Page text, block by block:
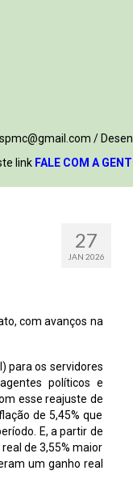
/
link FALE COM A
27
JAN 2026
com avanços na
para os servidores
políticos e
esse reajuste de
de 5,45% que
E, a partir de
de 3,55% maior
um ganho real